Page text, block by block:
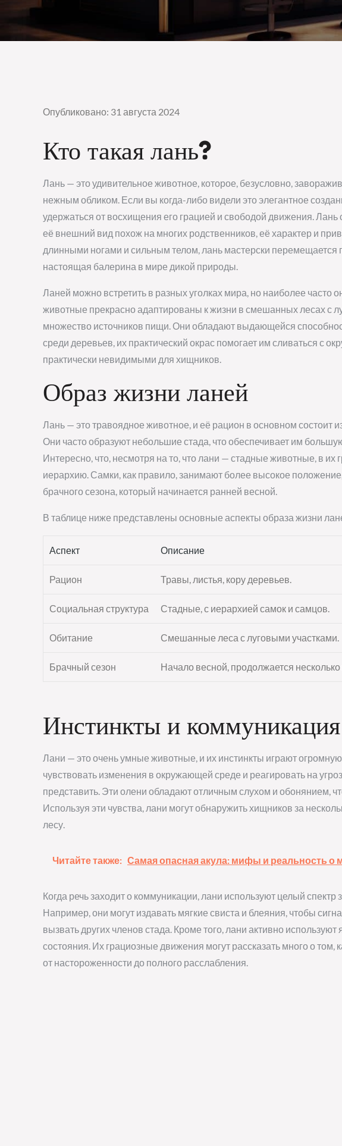
Опубликовано: 31 августа 2024
Кто такая лань?
Лань — это удивительное животное, которое, безусловно,
нежным обликом. Если вы когда-либо видели это элегантное
удержаться от восхищения его грацией и свободой движения. Лань
её внешний вид похож на многих родственников, её характер и
длинными ногами и сильным телом, лань мастерски перемещается
настоящая балерина в мире дикой природы.
Ланей можно встретить в разных уголках мира, но наиболее часто
животные прекрасно адаптированы к жизни в смешанных лесах с
множество источников пищи. Они обладают выдающейся
среди деревьев, их практический окрас помогает им сливаться с
практически невидимыми для хищников.
Образ жизни ланей
Лань — это травоядное животное, и её рацион в основном состоит
Они часто образуют небольшие стада, что обеспечивает им
Интересно, что, несмотря на то, что лани — стадные животные, в их
иерархию. Самки, как правило, занимают более высокое
брачного сезона, который начинается ранней весной.
В таблице ниже представлены основные аспекты образа жизни
Аспект Описание
Рацион Травы, листья, кору деревьев.
Социальная структура Стадные, с иерархией самок и самцов.
Обитание Смешанные леса с луговыми участками.
Брачный сезон Начало весной, продолжается
Инстинкты и коммуникация
Лани — это очень умные животные, и их инстинкты играют
чувствовать изменения в окружающей среде и реагировать на
представить. Эти олени обладают отличным слухом и обонянием,
Используя эти чувства, лани могут обнаружить хищников за
лесу.
Читайте также: Самая опасная акула: мифы и реальность о
Когда речь заходит о коммуникации, лани используют целый
Например, они могут издавать мягкие свиста и блеяния, чтобы
вызвать других членов стада. Кроме того, лани активно
состояния. Их грациозные движения могут рассказать много о том,
от настороженности до полного расслабления.